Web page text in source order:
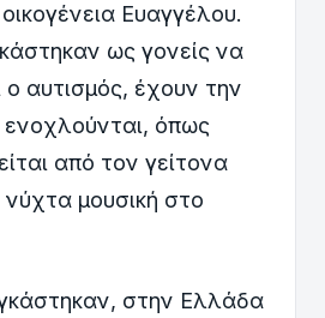
Ευαγγέλου.
ως γονείς να
ο αυτισμός, έχουν την
όπως
από τον γείτονα
μουσική στο
στην Ελλάδα